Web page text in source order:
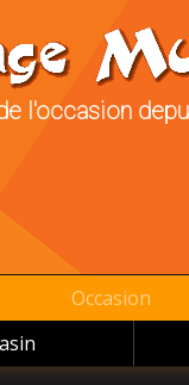
l'occasion
Occasion